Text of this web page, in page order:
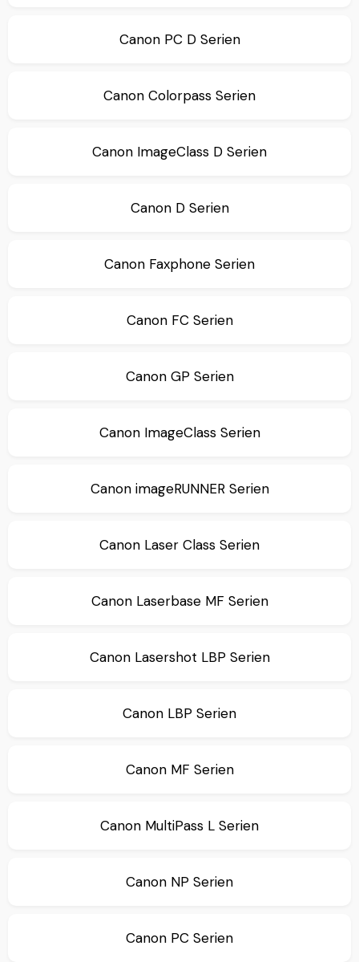
Canon PC D Serien
Canon Colorpass Serien
Canon ImageClass D Serien
Canon D Serien
Canon Faxphone Serien
Canon FC Serien
Canon GP Serien
Canon ImageClass Serien
Canon imageRUNNER Serien
Canon Laser Class Serien
Canon Laserbase MF Serien
Canon Lasershot LBP Serien
Canon LBP Serien
Canon MF Serien
Canon MultiPass L Serien
Canon NP Serien
Canon PC Serien